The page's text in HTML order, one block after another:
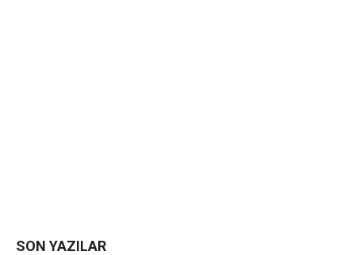
SON YAZILAR